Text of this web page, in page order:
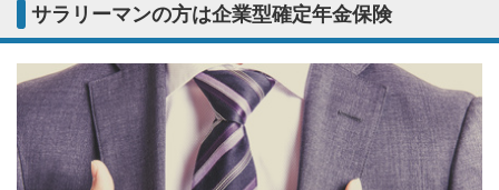
サラリーマンの方は企業型確定年金保険